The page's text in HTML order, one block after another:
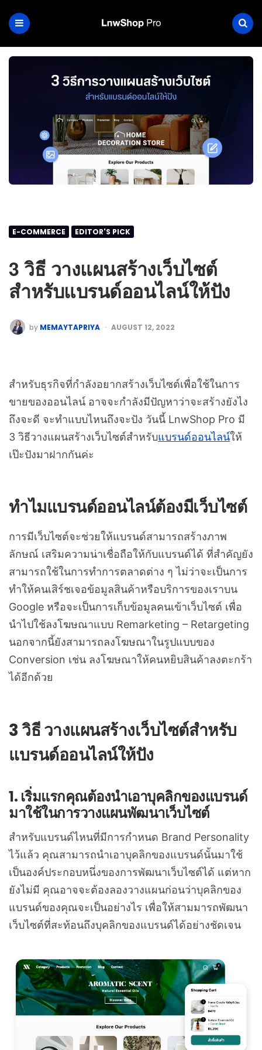
E-COMMERCE EDITOR'S PICK
3 วิธี วางแผนสร้างเว็บไซต์
สำหรับแบรนด์ออนไลน์ให้ปัง
by MEMAYTAPRIYA AUGUST 12, 2022
สำหรับธุรกิจที่กำลังอยากสร้างเว็บไซต์เพื่อใช้ในการ
ขายของออนไลน์ อาจจะกำลังมีปัญหาว่าจะสร้างยังไง
ถึงจะดี จะทำแบบไหนถึงจะปัง วันนี้ LnwShop Pro มี
3 วิธีวางแผนสร้างเว็บไซต์สำหรับแบรนด์ออนไลน์ให้
เป๊ะปังมาฝากกันค่ะ
ทำไมแบรนด์ออนไลน์ต้องมีเว็บไซต์
การมีเว็บไซต์จะช่วยให้แบรนด์สามารถสร้างภาพ
ลักษณ์ เสริมความน่าเชื่อถือให้กับแบรนด์ได้ ที่สำคัญยัง
สามารถใช้ในการทำการตลาดต่าง ๆ ไม่ว่าจะเป็นการ
ทำให้คนเสิร์ชเจอข้อมูลสินค้าหรือบริการของเราบน
Google หรือจะเป็นการเก็บข้อมูลคนเข้าเว็บไซต์ เพื่อ
นำไปใช้ลงโฆษณาแบบ Remarketing – Retargeting
นอกจากนี้ยังสามารถลงโฆษณาในรูปแบบของ
Conversion เช่น ลงโฆษณาให้คนหยิบสินค้าลงตะกร้า
ได้อีกด้วย
3 วิธี วางแผนสร้างเว็บไซต์สำหรับ
แบรนด์ออนไลน์ให้ปัง
1. เริ่มแรกคุณต้องนำเอาบุคลิกของแบรนด์
มาใช้ในการวางแผนพัฒนาเว็บไซต์
สำหรับแบรนด์ไหนที่มีการกำหนด Brand Personality
ไว้แล้ว คุณสามารถนำเอาบุคลิกของแบรนด์นั้นมาใช้
เป็นองค์ประกอบหนึ่งของการพัฒนาเว็บไซต์ได้ แต่หาก
ยังไม่มี คุณอาจจะต้องลองวางแผนก่อนว่าบุคลิกของ
แบรนด์ของคุณจะเป็นอย่างไร เพื่อให้สามมารถพัฒนา
เว็บไซต์ที่สะท้อนถึงบุคลิกของแบรนด์ได้อย่างชัดเจน